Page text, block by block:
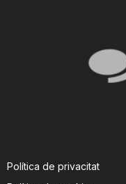
Política de privacitat